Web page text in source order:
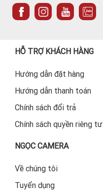
HỖ TRỢ KHÁCH HÀNG
Hướng dẫn đặt hàng
Hướng dẫn thanh toán
Chính sách đổi trả
Chính sách quyền riêng tư
NGỌC CAMERA
Về chúng tôi
Tuyển dụng